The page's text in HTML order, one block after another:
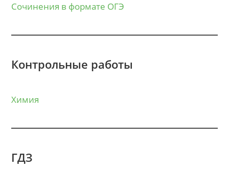
Сочинения в формате ОГЭ
Контрольные работы
Химия
ГДЗ